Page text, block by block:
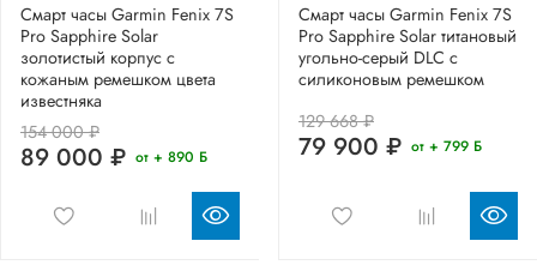
Смарт часы Garmin Fenix 7S
Pro Sapphire Solar
золотистый корпус с
кожаным ремешком цвета
известняка
154 000 ₽
89 000 ₽ от + 890 Б
Смарт часы Garmin Fenix 7S
Pro Sapphire Solar титановый
угольно-серый DLC с
силиконовым ремешком
129 668 ₽
79 900 ₽ от + 799 Б